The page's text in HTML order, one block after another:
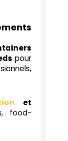
pour
et
food-